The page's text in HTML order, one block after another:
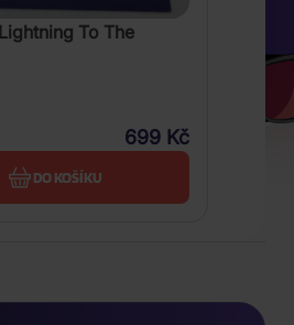
To The
699 Kč
DO KOŠÍKU